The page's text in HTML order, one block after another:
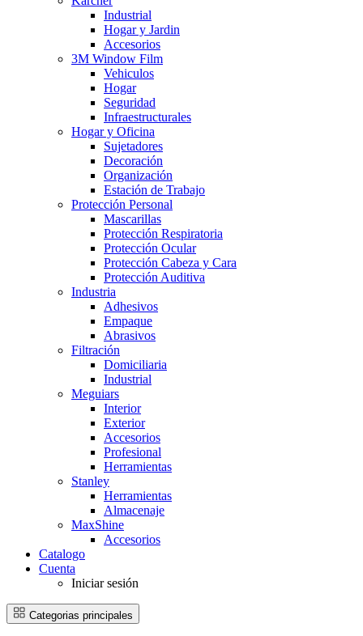
Industrial
Hogar y Jardin
Accesorios
3M Window Film
Vehiculos
Hogar
Seguridad
Infraestructurales
Hogar y Oficina
Sujetadores
Decoración
Organización
Estación de Trabajo
Protección Personal
Mascarillas
Protección Respiratoria
Protección Ocular
Protección Cabeza y Cara
Protección Auditiva
Industria
Adhesivos
Empaque
Abrasivos
Filtración
Domiciliaria
Industrial
Meguiars
Interior
Exterior
Accesorios
Profesional
Herramientas
Stanley
Herramientas
Almacenaje
MaxShine
Accesorios
Catalogo
Cuenta
Iniciar sesión
Categorias principales